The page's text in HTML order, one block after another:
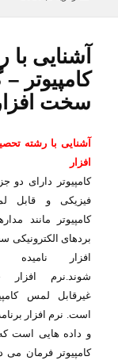
آشنایی
کامپیوتر
سخت
آشنایی با رشته
افزار
كامپیوتر دارای
فیزیكی و قابل
كامپیوتر مانند
بردهای الكترونیكی
افزار نامیده
شوند.نرم افزار
غیرقابل لمس
است. نرم افزار
و داده هایی است
كامپیوتر فرمان می